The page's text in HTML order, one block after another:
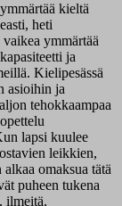
kieltä
heti
ymmärtää
ja
Kielipesässä
asioihin ja
tehokkaampaa
lapsi kuulee
leikkien,
omaksua tätä
puheen tukena
ilmeitä,